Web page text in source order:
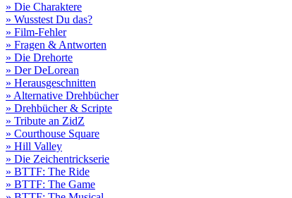
» Die Charaktere
» Wusstest Du das?
» Film-Fehler
» Fragen & Antworten
» Die Drehorte
» Der DeLorean
» Herausgeschnitten
» Alternative Drehbücher
» Drehbücher & Scripte
» Tribute an ZidZ
» Courthouse Square
» Hill Valley
» Die Zeichentrickserie
» BTTF: The Ride
» BTTF: The Game